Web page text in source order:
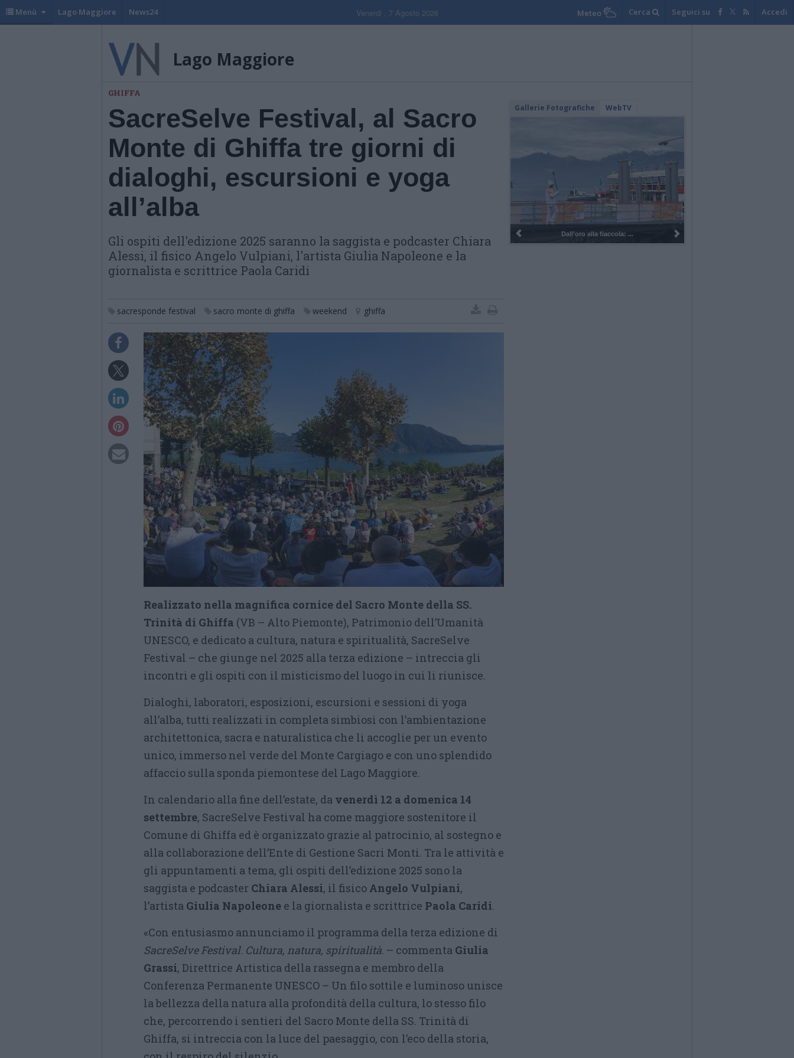
Menù Lago Maggiore News24 Venerdi , 7 Agosto 2026 Meteo Cerca Seguici su Accedi
Lago Maggiore
GHIFFA
SacreSelve Festival, al Sacro
Monte di Ghiffa tre giorni di
dialoghi, escursioni e yoga
all’alba
Gli ospiti dell'edizione 2025 saranno la saggista e podcaster Chiara
Alessi, il fisico Angelo Vulpiani, l'artista Giulia Napoleone e la
giornalista e scrittrice Paola Caridi
sacresponde festival sacro monte di ghiffa weekend ghiffa
Realizzato nella magnifica cornice del Sacro Monte della SS.
Trinità di Ghiffa (VB – Alto Piemonte), Patrimonio dell’Umanità
UNESCO, e dedicato a cultura, natura e spiritualità, SacreSelve
Festival – che giunge nel 2025 alla terza edizione – intreccia gli
incontri e gli ospiti con il misticismo del luogo in cui li riunisce.
Dialoghi, laboratori, esposizioni, escursioni e sessioni di yoga
all’alba, tutti realizzati in completa simbiosi con l’ambientazione
architettonica, sacra e naturalistica che li accoglie per un evento
unico, immerso nel verde del Monte Cargiago e con uno splendido
affaccio sulla sponda piemontese del Lago Maggiore.
In calendario alla fine dell’estate, da venerdì 12 a domenica 14
settembre, SacreSelve Festival ha come maggiore sostenitore il
Comune di Ghiffa ed è organizzato grazie al patrocinio, al sostegno e
alla collaborazione dell’Ente di Gestione Sacri Monti. Tra le attività e
gli appuntamenti a tema, gli ospiti dell’edizione 2025 sono la
saggista e podcaster Chiara Alessi, il fisico Angelo Vulpiani,
l’artista Giulia Napoleone e la giornalista e scrittrice Paola Caridi.
«Con entusiasmo annunciamo il programma della terza edizione di
SacreSelve Festival. Cultura, natura, spiritualità. – commenta Giulia
Grassi, Direttrice Artistica della rassegna e membro della
Conferenza Permanente UNESCO – Un filo sottile e luminoso unisce
la bellezza della natura alla profondità della cultura, lo stesso filo
che, percorrendo i sentieri del Sacro Monte della SS. Trinità di
Ghiffa, si intreccia con la luce del paesaggio, con l’eco della storia,
Gallerie Fotografiche WebTV
I 100 anni del Corpo Musicale di